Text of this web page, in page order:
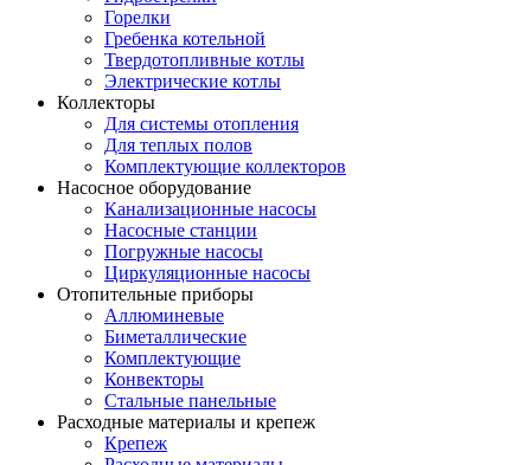
Горелки
Гребенка котельной
Твердотопливные котлы
Электрические котлы
Коллекторы
Для системы отопления
Для теплых полов
Комплектующие коллекторов
Насосное оборудование
Канализационные насосы
Насосные станции
Погружные насосы
Циркуляционные насосы
Отопительные приборы
Аллюминевые
Биметаллические
Комплектующие
Конвекторы
Стальные панельные
Расходные материалы и крепеж
Крепеж